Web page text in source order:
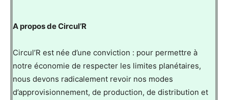
A propos de Circul’R
Circul’R est née d’une conviction : pour permettre à
notre économie de respecter les limites planétaires,
nous devons radicalement revoir nos modes
d’approvisionnement, de production, de distribution et